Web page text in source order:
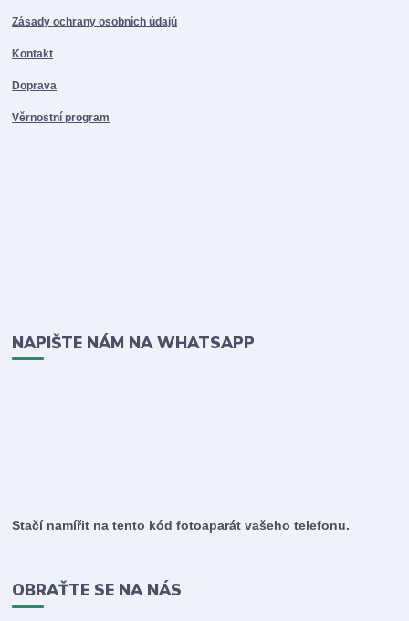
Zásady ochrany osobních údajů
Kontakt
Doprava
Věrnostní program
NAPIŠTE NÁM NA WHATSAPP
Stačí namířit na tento kód fotoaparát vašeho telefonu.
OBRAŤTE SE NA NÁS